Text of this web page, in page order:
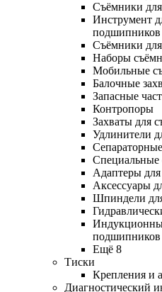
Съёмники
Инструмент
подшипников
Съёмники для
Наборы
Мобильные
Балочные
Запасные
Контропоры
Захваты для
Удлинители
Специальные
Адаптеры
Аксессуары
Шпиндели
подшипников
Ещё 8
Тиски
Крепления и
Диагностический